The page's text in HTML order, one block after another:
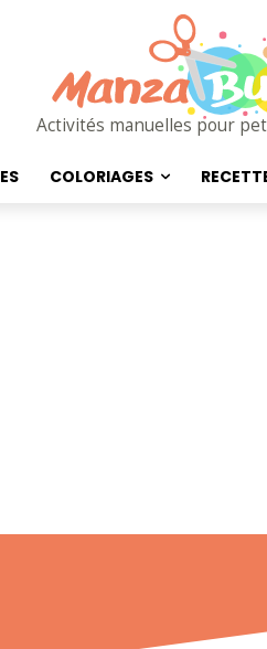
Activités manuelles pour
COLORIAGES